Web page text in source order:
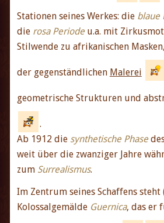
Stationen seines Werkes: die blaue
die rosa Periodeu.a. mit
Stilwende zu afrikanischen
der gegenständlichen Malerei
geometrische Strukturen und
.
Ab 1912 die synthetische Phase
weit über die zwanziger Jahre
zum Surrealismus.
Im Zentrum seines Schaffens steht
Kolossalgemälde Guernica, das er